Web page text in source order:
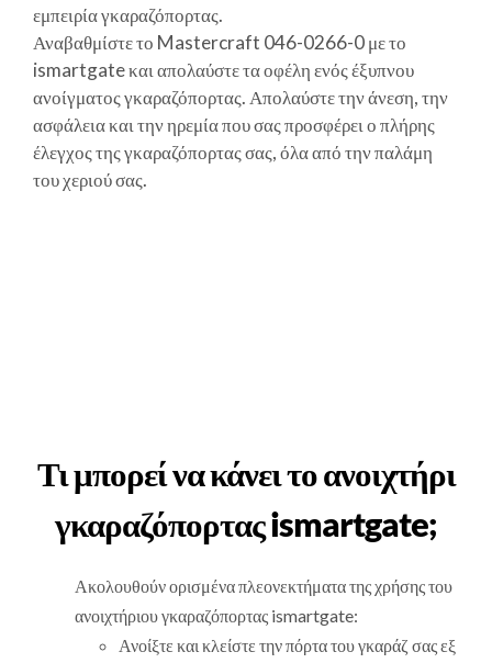
εμπειρία γκαραζόπορτας.
Αναβαθμίστε το Mastercraft 046-0266-0 με το
ismartgate και απολαύστε τα οφέλη ενός έξυπνου
ανοίγματος γκαραζόπορτας. Απολαύστε την άνεση, την
ασφάλεια και την ηρεμία που σας προσφέρει ο πλήρης
έλεγχος της γκαραζόπορτας σας, όλα από την παλάμη
του χεριού σας.
Τι μπορεί να κάνει το ανοιχτήρι
γκαραζόπορτας ismartgate;
Ακολουθούν ορισμένα πλεονεκτήματα της χρήσης του
ανοιχτήριου γκαραζόπορτας ismartgate:
Ανοίξτε και κλείστε την πόρτα του γκαράζ σας εξ